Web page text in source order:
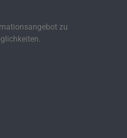
zu